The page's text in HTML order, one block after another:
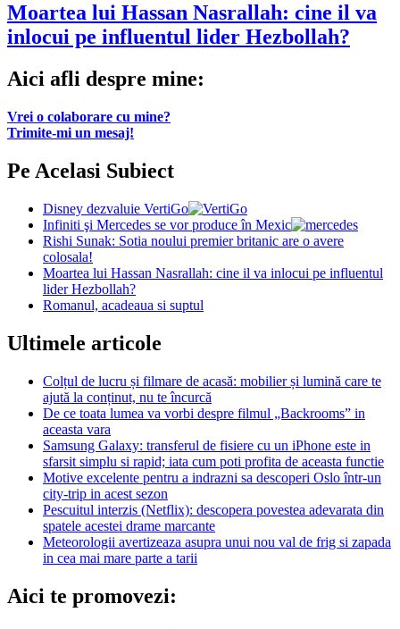
Moartea lui Hassan Nasrallah: cine il va
inlocui pe influentul lider Hezbollah?
Aici afli despre mine:
Vrei o colaborare cu mine?
Trimite-mi un mesaj!
Pe Acelasi Subiect
Disney dezvaluie VertiGo
Infiniti şi Mercedes se vor produce în Mexic
Rishi Sunak: Sotia noului premier britanic are o avere
colosala!
Moartea lui Hassan Nasrallah: cine il va inlocui pe influentul
lider Hezbollah?
Romanul, acadeaua si suptul
Ultimele articole
Colțul de lucru și filmare de acasă: mobilier și lumină care te
ajută la conținut, nu te încurcă
De ce toata lumea va vorbi despre filmul „Backrooms” in
aceasta vara
Samsung Galaxy: transferul de fisiere cu un iPhone este in
sfarsit simplu si rapid; iata cum poti profita de aceasta functie
Motive excelente pentru a indrazni sa descoperi Oslo într-un
city-trip in acest sezon
Pescuitul interzis (Netflix): descopera povestea adevarata din
spatele acestei drame marcante
Meteorologii avertizeaza asupra unui nou val de frig si zapada
in cea mai mare parte a tarii
Aici te promovezi: